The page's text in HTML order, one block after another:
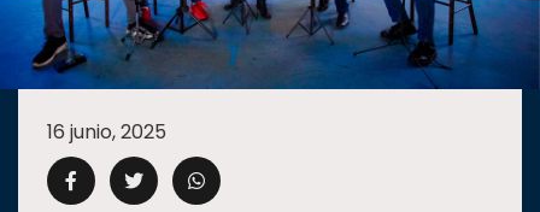
SECCIONES
ACADEMIA
CAMPUS UANL
16 junio, 2025